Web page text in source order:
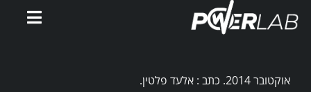
Skip
אוקטובר 2014. כתב : אלעד פלטין.